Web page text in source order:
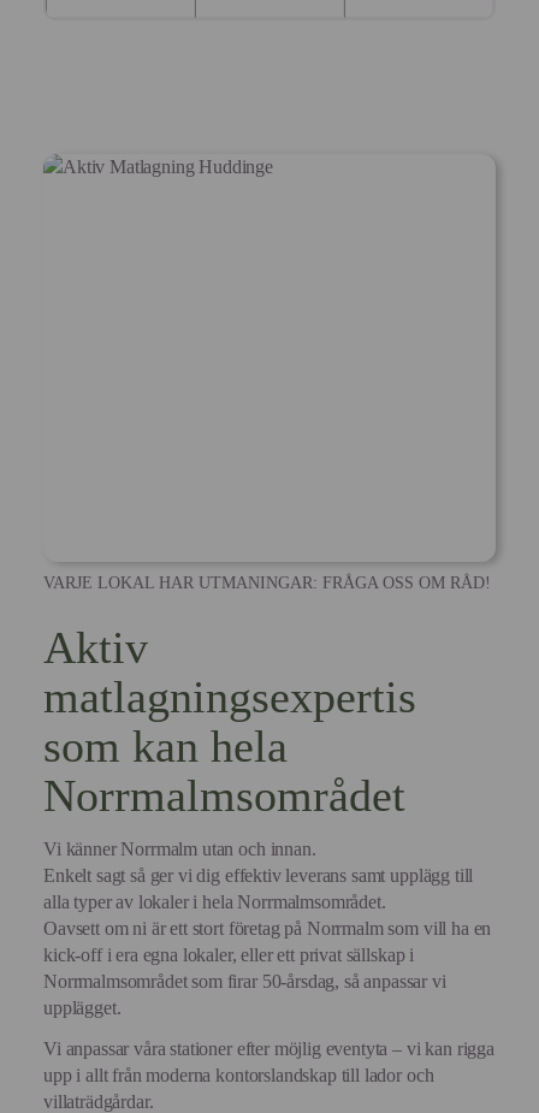
VARJE LOKAL HAR UTMANINGAR: FRÅGA OSS OM RÅD!
Aktiv
matlagningsexpertis
som kan hela
Norrmalmsområdet
Vi känner Norrmalm utan och innan.
Enkelt sagt så ger vi dig effektiv leverans samt upplägg till
alla typer av lokaler i hela Norrmalmsområdet.
Oavsett om ni är ett stort företag på Norrmalm som vill ha en
kick-off i era egna lokaler, eller ett privat sällskap i
Norrmalmsområdet som firar 50-årsdag, så anpassar vi
upplägget.
Vi anpassar våra stationer efter möjlig eventyta – vi kan rigga
upp i allt från moderna kontorslandskap till lador och
villaträdgårdar.